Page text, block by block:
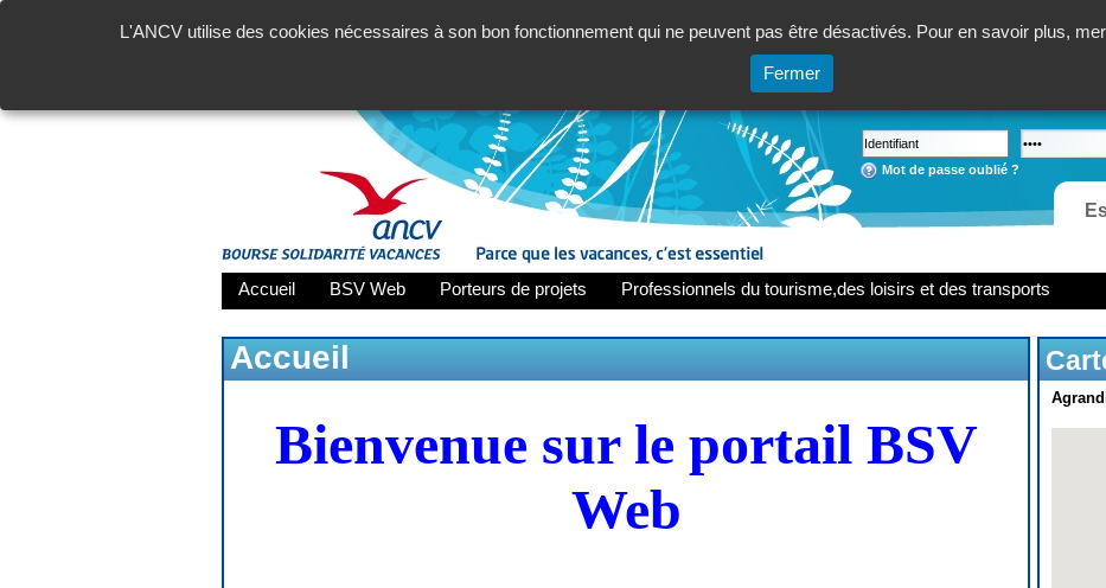
L'ANCV utilise des cookies nécessaires à son bon fonctionnement qui ne peuvent pas être désactivés. Pour en savoir plus,
Fermer
Mot de passe oublié ?
Accueil BSV Web Porteurs de projets Professionnels du tourisme,des loisirs et des transports
Accueil
Bienvenue sur le portail BSV
Web